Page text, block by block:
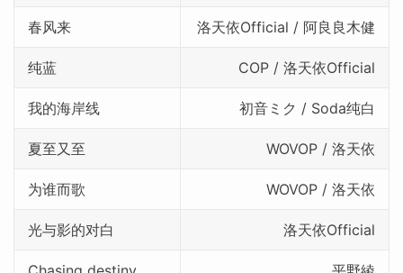
春风来 洛天依Official / 阿良良木健
纯蓝 COP / 洛天依Official
我的海岸线 初音ミク / Soda纯白
夏至又至 WOVOP / 洛天依
为谁而歌 WOVOP / 洛天依
光与影的对白 洛天依Official